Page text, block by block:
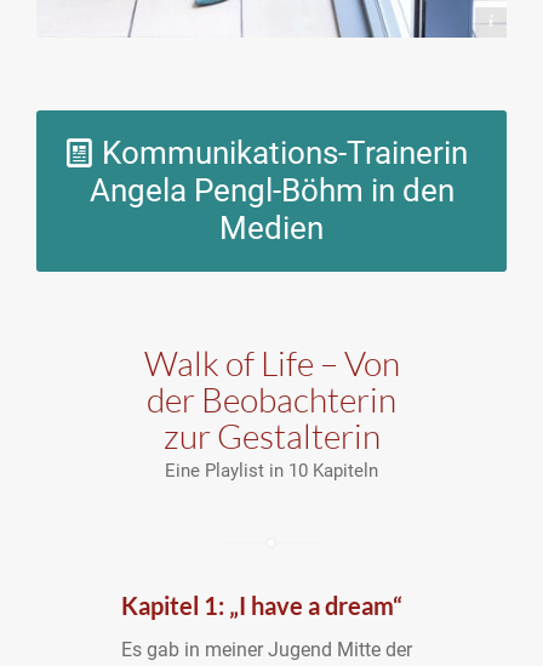
Dorelies Hofer
Kommunikations-Trainerin
Angela Pengl-Böhm in den
Medien
Walk of Life – Von
der Beobachterin
zur Gestalterin
Eine Playlist in 10 Kapiteln
Kapitel 1: „I have a dream“
Es gab in meiner Jugend Mitte der